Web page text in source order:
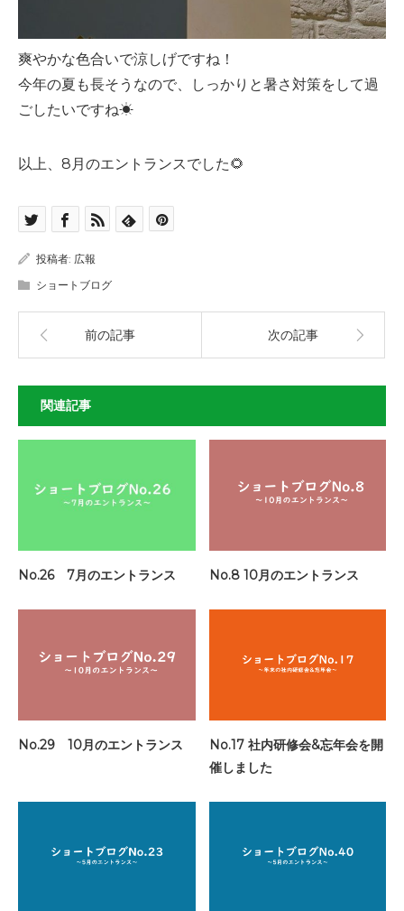
爽やかな色合いで涼しげですね！
今年の夏も長そうなので、しっかりと暑さ対策をして過
ごしたいですね☀
以上、8月のエントランスでした🌻
投稿者: 広報
ショートブログ
前の記事 次の記事
関連記事
No.26 7月のエントランス No.8 10月のエントランス
No.29 10月のエントランス
No.17 社内研修会&忘年会を開
催しました